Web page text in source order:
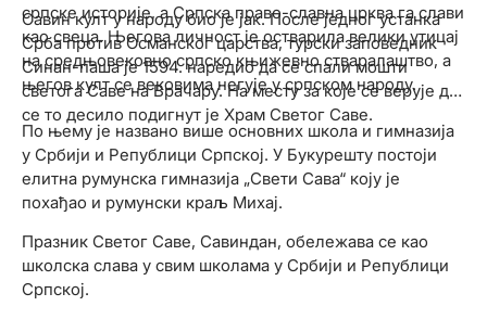
српске историје, а Српска право-славна црква га слави
као свеца. Његова личност је остварила велики утицај
на средњовековно српско књижевно стваралаштво, а
његов култ се вековима негује у српском народу.
Савин култ у народу био је јак. После једног устанка
Срба против Османског царства, турски заповедник
Синан-паша је 1594. наредио да се спали мошти
светога Саве на Врачару. На месту за које се верује да
се то десило подигнут је Храм Светог Саве.
По њему је названо више основних школа и гимназија
у Србији и Републици Српској. У Букурешту постоји
елитна румунска гимназија „Свети Сава“ коју је
похађао и румунски краљ Михај.
Празник Светог Саве, Савиндан, обележава се као
школска слава у свим школама у Србији и Републици
Српској.